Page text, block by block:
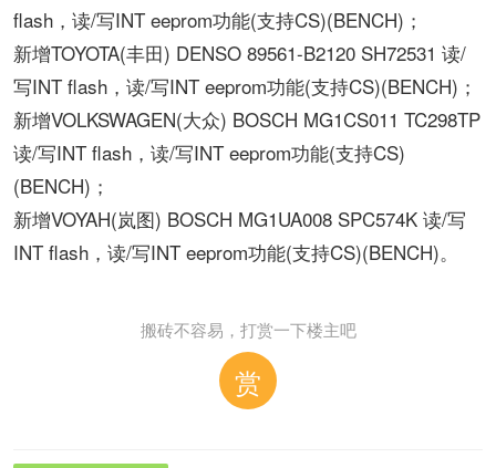
flash，读/写INT eeprom功能(支持CS)(BENCH)；
新增TOYOTA(丰田) DENSO 89561-B2120 SH72531 读/
写INT flash，读/写INT eeprom功能(支持CS)(BENCH)；
新增VOLKSWAGEN(大众) BOSCH MG1CS011 TC298TP
读/写INT flash，读/写INT eeprom功能(支持CS)
(BENCH)；
新增VOYAH(岚图) BOSCH MG1UA008 SPC574K 读/写
INT flash，读/写INT eeprom功能(支持CS)(BENCH)。
搬砖不容易，打赏一下楼主吧
赏